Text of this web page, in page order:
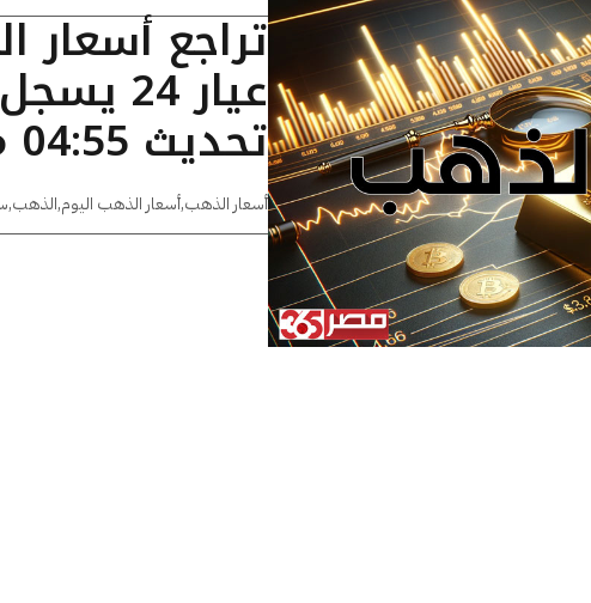
تراجع
تحديث 04:55 مساءًا
أسعار الذهب,أسعار الذهب اليوم,الذهب,